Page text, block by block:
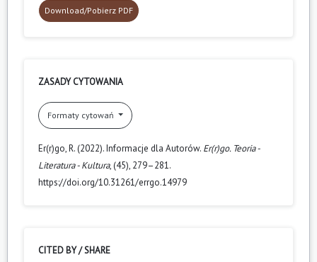
Download/Pobierz PDF
ZASADY CYTOWANIA
Formaty cytowań
Er(r)go, R. (2022). Informacje dla Autorów. Er(r)go. Teoria -
Literatura - Kultura, (45), 279–281.
https://doi.org/10.31261/errgo.14979
CITED BY / SHARE